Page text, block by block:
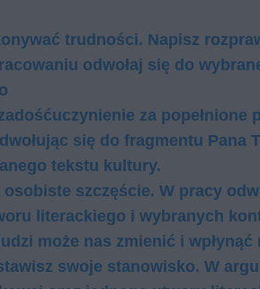
trudności. Napisz
odwołaj się do
za popełnione
się do fragmentu Pana
tekstu kultury.
szczęście. W pracy
literackiego i wybranych
może nas zmienić i
swoje stanowisko. W